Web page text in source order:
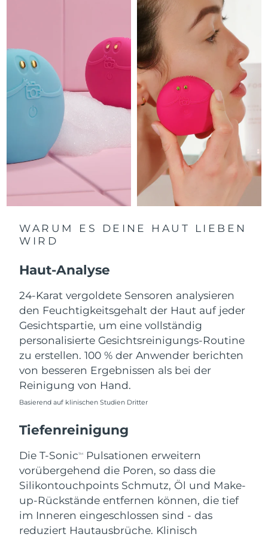
WARUM ES DEINE HAUT LIEBEN
WIRD
Haut-Analyse
24-Karat vergoldete Sensoren analysieren
den Feuchtigkeitsgehalt der Haut auf jeder
Gesichtspartie, um eine vollständig
personalisierte Gesichtsreinigungs-Routine
zu erstellen. 100 % der Anwender berichten
von besseren Ergebnissen als bei der
Reinigung von Hand.
Basierend auf klinischen Studien Dritter
Tiefenreinigung
Die T-SonicTM
Pulsationen erweitern
vorübergehend die Poren, so dass die
Silikontouchpoints Schmutz, Öl und Make-
up-Rückstände entfernen können, die tief
im Inneren eingeschlossen sind - das
reduziert Hautausbrüche. Klinisch
Erwartete Lieferung8/9/26
Erwartete Lieferung 8/9/26
Sonderverwaltungsregion
Macau
Erwartete Lieferung 8/11/26
Malaysia Erwartete Lieferung8/12/26
Erwartete Lieferung 8/9/26
Mexiko Erwartete Lieferung 8/13/26
Monaco Erwartete Lieferung
Neuseeland
Norwegen
Oman Erwartete Lieferung
Philippinen Erwartete Lieferung
Polen Erwartete Lieferung8/10/26
Portugal
Réunion Erwartete Lieferung
Rumänien Erwartete Lieferung8/9/26
Russland Erwartete Lieferung